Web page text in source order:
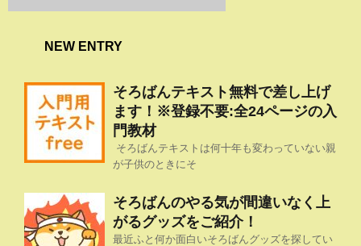
NEW ENTRY
そろばんテキスト無料で差し上げ
ます！※登録不要:全24ページの入
門教材
そろばんテキストは何十年も変わっていない親
が子供のときにそ
そろばんのやる気が間違いなく上
がるグッズをご紹介！
最近ふと何か面白いそろばんグッズを探してい